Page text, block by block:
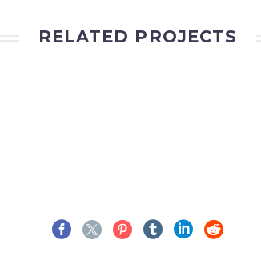
RELATED PROJECTS